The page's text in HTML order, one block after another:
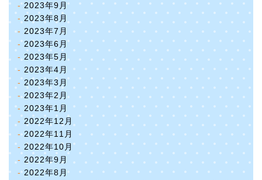
2023年9月
2023年8月
2023年7月
2023年6月
2023年5月
2023年4月
2023年3月
2023年2月
2023年1月
2022年12月
2022年11月
2022年10月
2022年9月
2022年8月